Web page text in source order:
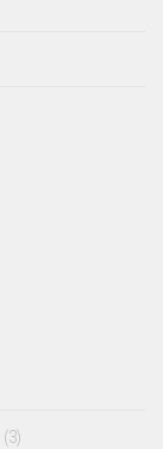
(3)